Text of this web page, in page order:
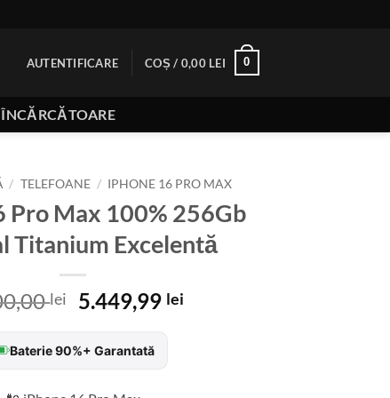
AUTENTIFICARE COȘ / 0,00 LEI 0
ÎNCĂRCĂTOARE
/ TELEFOANE / IPHONE 16 PRO MAX
Pro Max 100% 256Gb
Titanium Excelentă
lei
Prețul
a
fost:
5.449,99 leiPrețul
Baterie 90%+ Garantată